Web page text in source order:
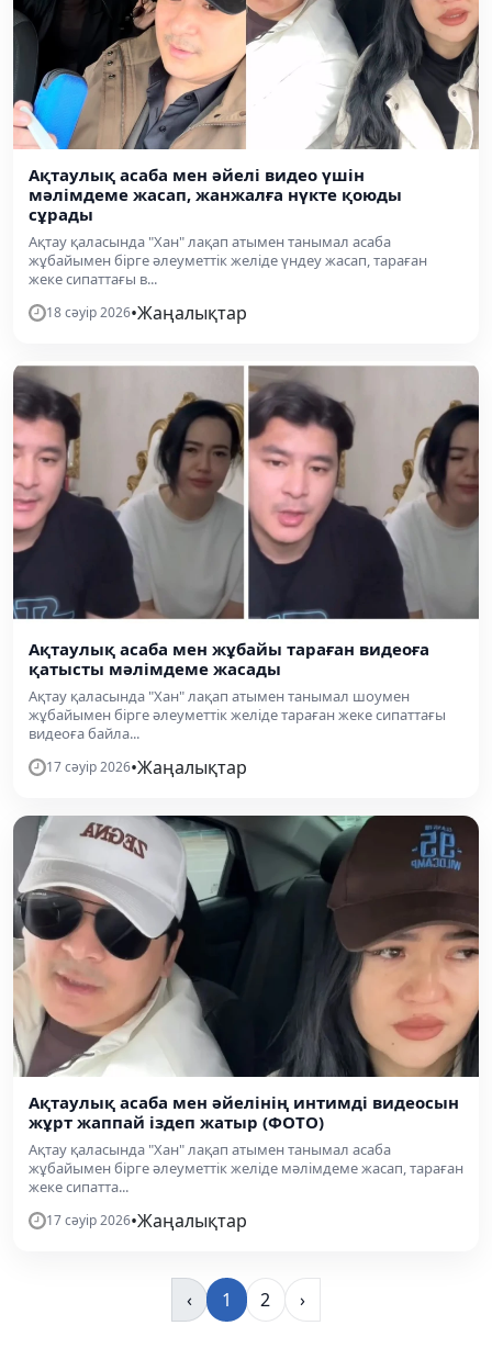
Ақтаулық асаба мен әйелі видео үшін
мәлімдеме жасап, жанжалға нүкте қоюды
сұрады
Ақтау қаласында "Хан" лақап атымен танымал асаба
жұбайымен бірге әлеуметтік желіде үндеу жасап, тараған
жеке сипаттағы в...
18 сәуір 2026•Жаңалықтар
Ақтаулық асаба мен жұбайы тараған видеоға
қатысты мәлімдеме жасады
Ақтау қаласында "Хан" лақап атымен танымал шоумен
жұбайымен бірге әлеуметтік желіде тараған жеке сипаттағы
видеоға байла...
17 сәуір 2026•Жаңалықтар
Ақтаулық асаба мен әйелінің интимді видеосын
жұрт жаппай іздеп жатыр (ФОТО)
Ақтау қаласында "Хан" лақап атымен танымал асаба
жұбайымен бірге әлеуметтік желіде мәлімдеме жасап, тараған
жеке сипатта...
17 сәуір 2026•Жаңалықтар
‹ 1 2 ›